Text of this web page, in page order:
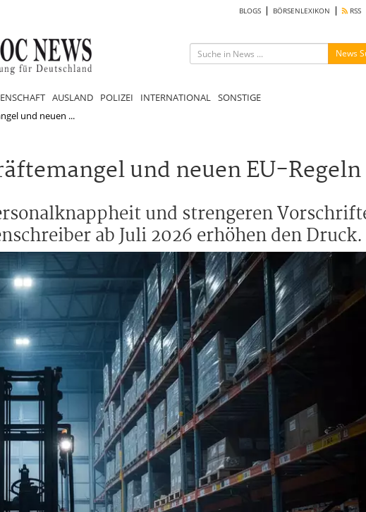
BLOGS BÖRSENLEXIKON RSS
News
AUSLAND POLIZEI INTERNATIONAL SONSTIGE
und neuen ...
und neuen EU-Regeln
und strengeren
ab Juli 2026 erhöhen den Druck.